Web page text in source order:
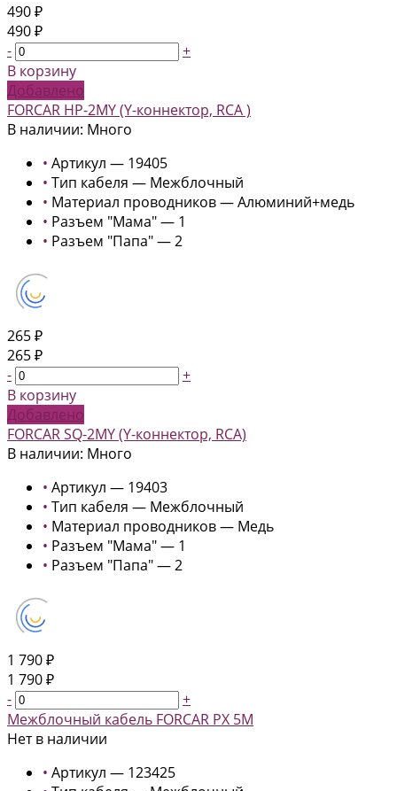
490 ₽
490 ₽
-
+
В корзину
Добавлено
FORCAR HP-2MY (Y-коннектор, RCA )
В наличии: Много
• Артикул — 19405
• Тип кабеля — Межблочный
• Материал проводников — Алюминий+медь
• Разъем "Мама" — 1
• Разъем "Папа" — 2
265 ₽
265 ₽
-
+
В корзину
Добавлено
FORCAR SQ-2MY (Y-коннектор, RCA)
В наличии: Много
• Артикул — 19403
• Тип кабеля — Межблочный
• Материал проводников — Медь
• Разъем "Мама" — 1
• Разъем "Папа" — 2
1 790 ₽
1 790 ₽
-
+
Межблочный кабель FORCAR PX 5M
Нет в наличии
• Артикул — 123425